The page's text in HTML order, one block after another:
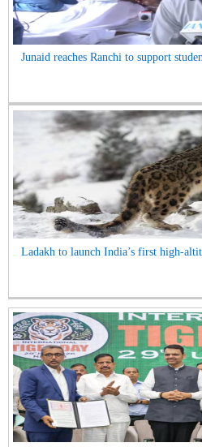
Junaid reaches Ranchi to support
Ladakh to launch India’s first high-